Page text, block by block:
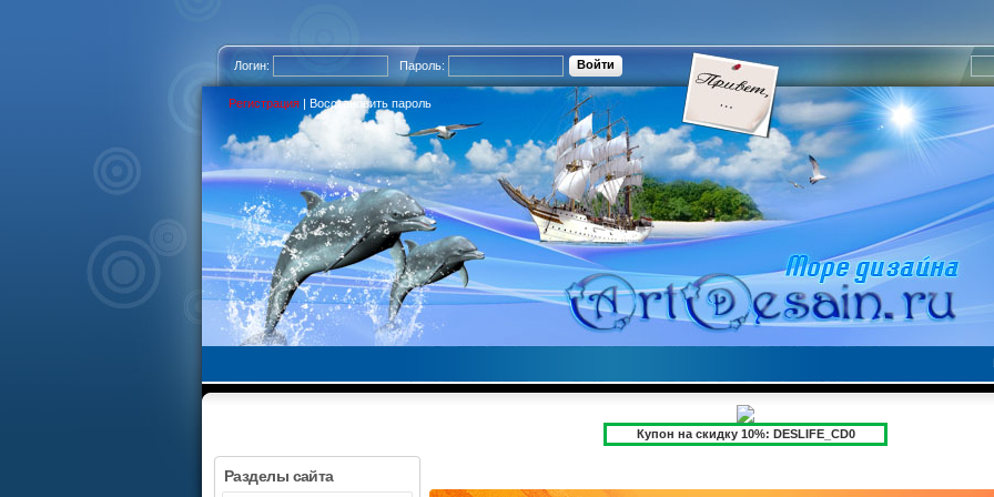
Логин: Пароль:
Регистрация | Восстановить пароль
Купон на скидку 10%: DESLIFE_CD0
Разделы сайта